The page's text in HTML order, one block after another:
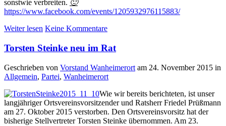
sonstwie verbreiten. 🙂
https://www.facebook.com/events/1205932976115883/
Weiter lesen Keine Kommentare
Torsten Steinke neu im Rat
Geschrieben von Vorstand Wanheimerort am 24. November 2015 in
Allgemein, Partei, Wanheimerort
Wie wir bereits berichteten, ist unser
langjähriger Ortsvereinsvorsitzender und Ratsherr Friedel Prüßmann
am 27. Oktober 2015 verstorben. Den Ortsvereinsvorsitz hat der
bisherige Stellvertreter Torsten Steinke übernommen. Am 23.